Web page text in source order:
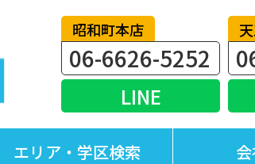
昭和町本店
06-6626-5252
LINE
エリア・学区検索